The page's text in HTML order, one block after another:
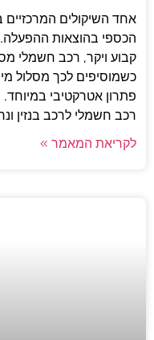
אחד השיקולים
הכספי בהוצאות ההפעלה.
קבוע ויקר, רכב חשמלי
כשמוסיפים לכך מסלול
פתרון אטרקטיבי
רכב חשמלי לרכב בנזין
לקריאת המאמר »